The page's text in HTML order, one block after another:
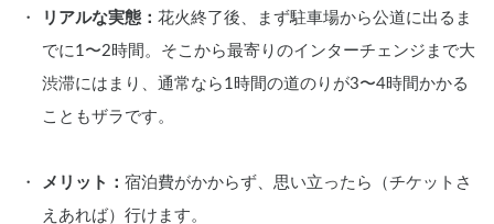
リアルな実態： 花火終了後、まず駐車場から公道に出るま
でに1〜2時間。そこから最寄りのインターチェンジまで大
渋滞にはまり、通常なら1時間の道のりが3〜4時間かかる
こともザラです。
メリット： 宿泊費がかからず、思い立ったら（チケットさ
えあれば）行けます。